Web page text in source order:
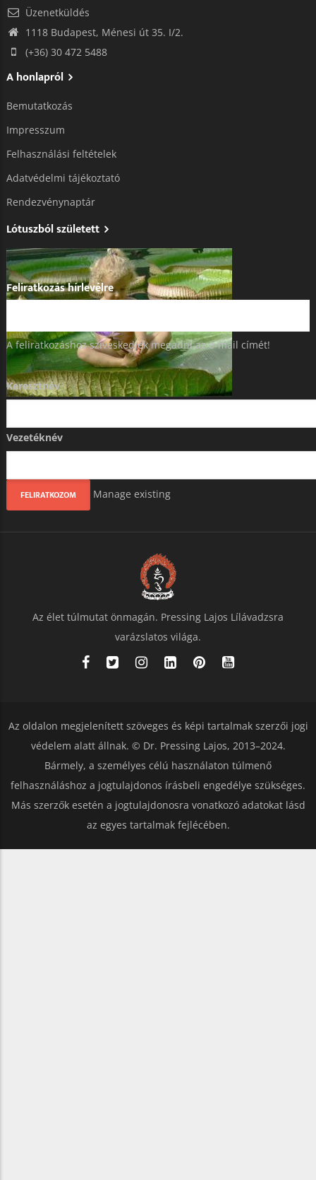
Üzenetküldés
1118 Budapest, Ménesi út 35. I/2.
(+36) 30 472 5488
A honlapról
Bemutatkozás
Impresszum
Felhasználási feltételek
Adatvédelmi tájékoztató​
Rendezvénynaptár
Lótuszból született
Feliratkozás hírlevélre
A feliratkozáshoz szíveskedjék megadni az e-mail címét!
Keresztnév
Vezetéknév
Manage existing
Az élet túlmutat önmagán. Pressing Lajos Lílávadzsra
varázslatos világa.
Az oldalon megjelenített szöveges és képi tartalmak szerzői jogi
védelem alatt állnak. © Dr. Pressing Lajos, 2013–2024.
Bármely, a személyes célú használaton túlmenő
felhasználáshoz a jogtulajdonos írásbeli engedélye szükséges.
Más szerzők esetén a jogtulajdonosra vonatkozó adatokat lásd
az egyes tartalmak fejlécében.